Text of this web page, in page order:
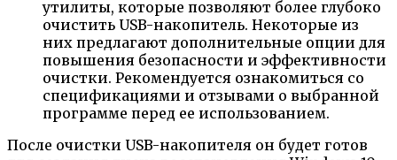
утилиты, которые позволяют более глубоко
очистить USB-накопитель. Некоторые из
них предлагают дополнительные опции для
повышения безопасности и эффективности
очистки. Рекомендуется ознакомиться со
спецификациями и отзывами о выбранной
программе перед ее использованием.
После очистки USB-накопителя он будет готов